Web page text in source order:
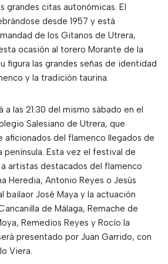
grandes citas autonómicas. El
desde 1957 y está
de los Gitanos de Utrera,
ocasión al torero Morante de la
figura las grandes señas de identidad
y la tradición taurina.
a las 21:30 del mismo sábado en el
Salesiano de Utrera, que
aficionados del flamenco llegados de
península. Esta vez el festival de
artistas destacados del flamenco
Heredia, Antonio Reyes o Jesús
bailaor José Maya y la actuación
de Málaga, Remache de
Remedios Reyes y Rocío la
presentado por Juan Garrido, con
Viera.